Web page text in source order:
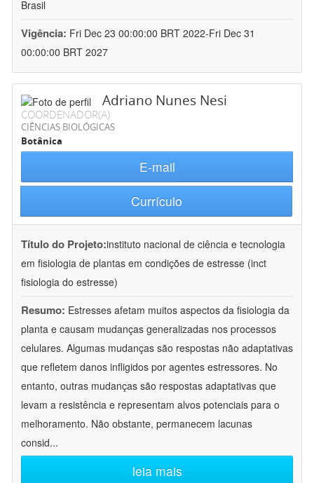
Brasil
Vigência: Fri Dec 23 00:00:00 BRT 2022-Fri Dec 31
00:00:00 BRT 2027
Adriano Nunes Nesi
COORDENADOR(A)
CIÊNCIAS BIOLÓGICAS
Botânica
E-mail
Currículo
Título do Projeto:instituto nacional de ciência e tecnologia
em fisiologia de plantas em condições de estresse (inct
fisiologia do estresse)
Resumo: Estresses afetam muitos aspectos da fisiologia da
planta e causam mudanças generalizadas nos processos
celulares. Algumas mudanças são respostas não adaptativas
que refletem danos infligidos por agentes estressores. No
entanto, outras mudanças são respostas adaptativas que
levam a resistência e representam alvos potenciais para o
melhoramento. Não obstante, permanecem lacunas
consid...
leia mais